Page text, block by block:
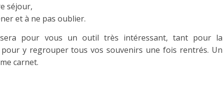
séjour,
et à ne pas oublier.
sera pour vous un outil très intéressant, tant pour la
y regrouper tous vos souvenirs une fois rentrés. Un
carnet.